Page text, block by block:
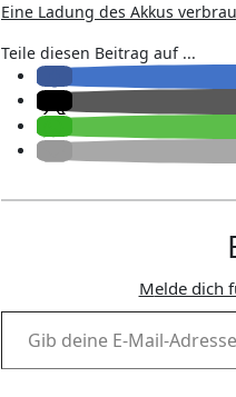
Eine Ladung des Akkus
Teile diesen Beitrag auf ...
Melde
Gib deine E-Mail-Adresse ein ...